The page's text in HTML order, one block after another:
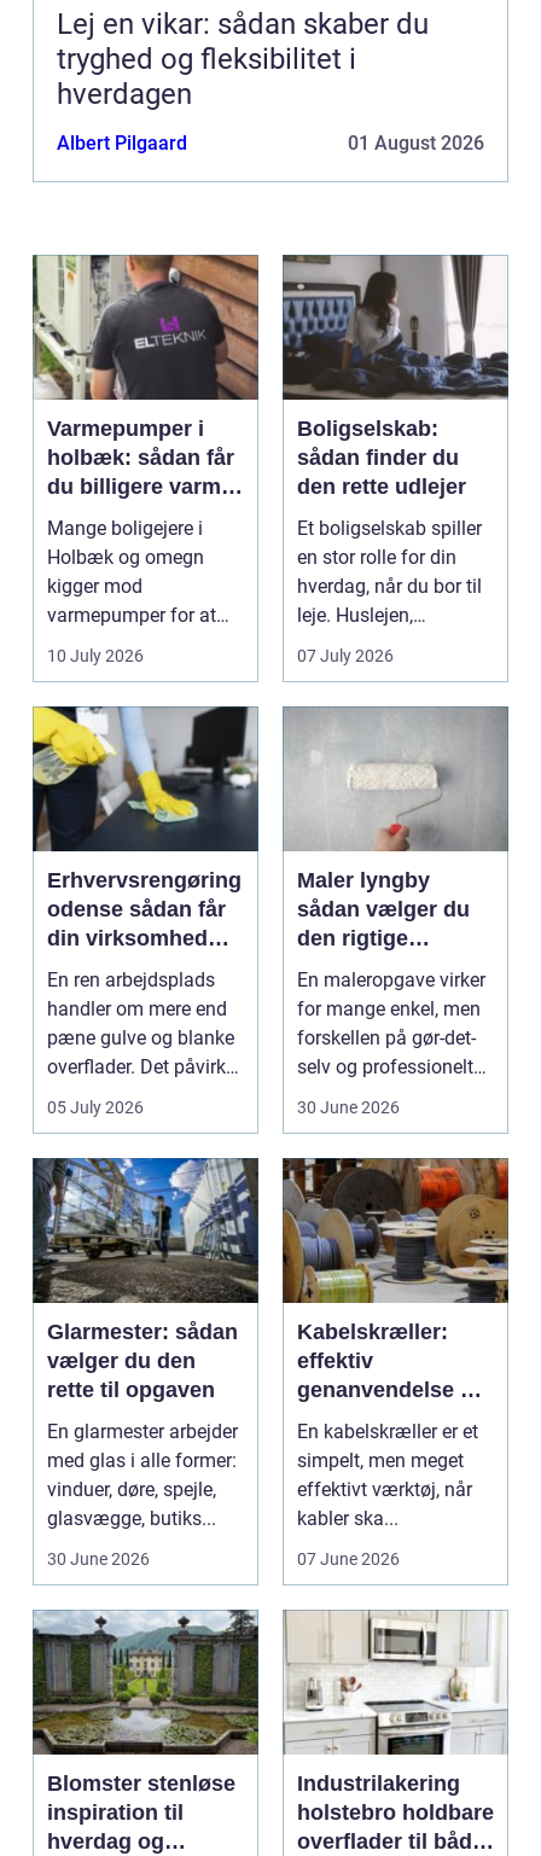
Lej en vikar: sådan skaber du
tryghed og fleksibilitet i
hverdagen
Albert Pilgaard 01 August 2026
Varmepumper i
holbæk: sådan får
du billigere varme
og bedre
indeklima
Mange boligejere i
Holbæk og omegn
kigger mod
varmepumper for at
sænke
varmeregningen og få
et sunde...
10 July 2026
Boligselskab:
sådan finder du
den rette udlejer
Et boligselskab spiller
en stor rolle for din
hverdag, når du bor til
leje. Huslejen,
vedligeh...
07 July 2026
Erhvervsrengøring
odense sådan får
din virksomhed
mest værdi for
pengene
En ren arbejdsplads
handler om mere end
pæne gulve og blanke
overflader. Det påvirker
både arbejdsmi...
05 July 2026
Maler lyngby
sådan vælger du
den rigtige
fagmand
En maleropgave virker
for mange enkel, men
forskellen på gør-det-
selv og professionelt
arbejde er of...
30 June 2026
Glarmester: sådan
vælger du den
rette til opgaven
En glarmester arbejder
med glas i alle former:
vinduer, døre, spejle,
glasvægge, butiks...
30 June 2026
Kabelskræller:
effektiv
genanvendelse og
bedre økonomi i
kabelhåndtering
En kabelskræller er et
simpelt, men meget
effektivt værktøj, når
kabler ska...
07 June 2026
Blomster stenløse
inspiration til
hverdag og
Industrilakering
holstebro holdbare
overflader til både